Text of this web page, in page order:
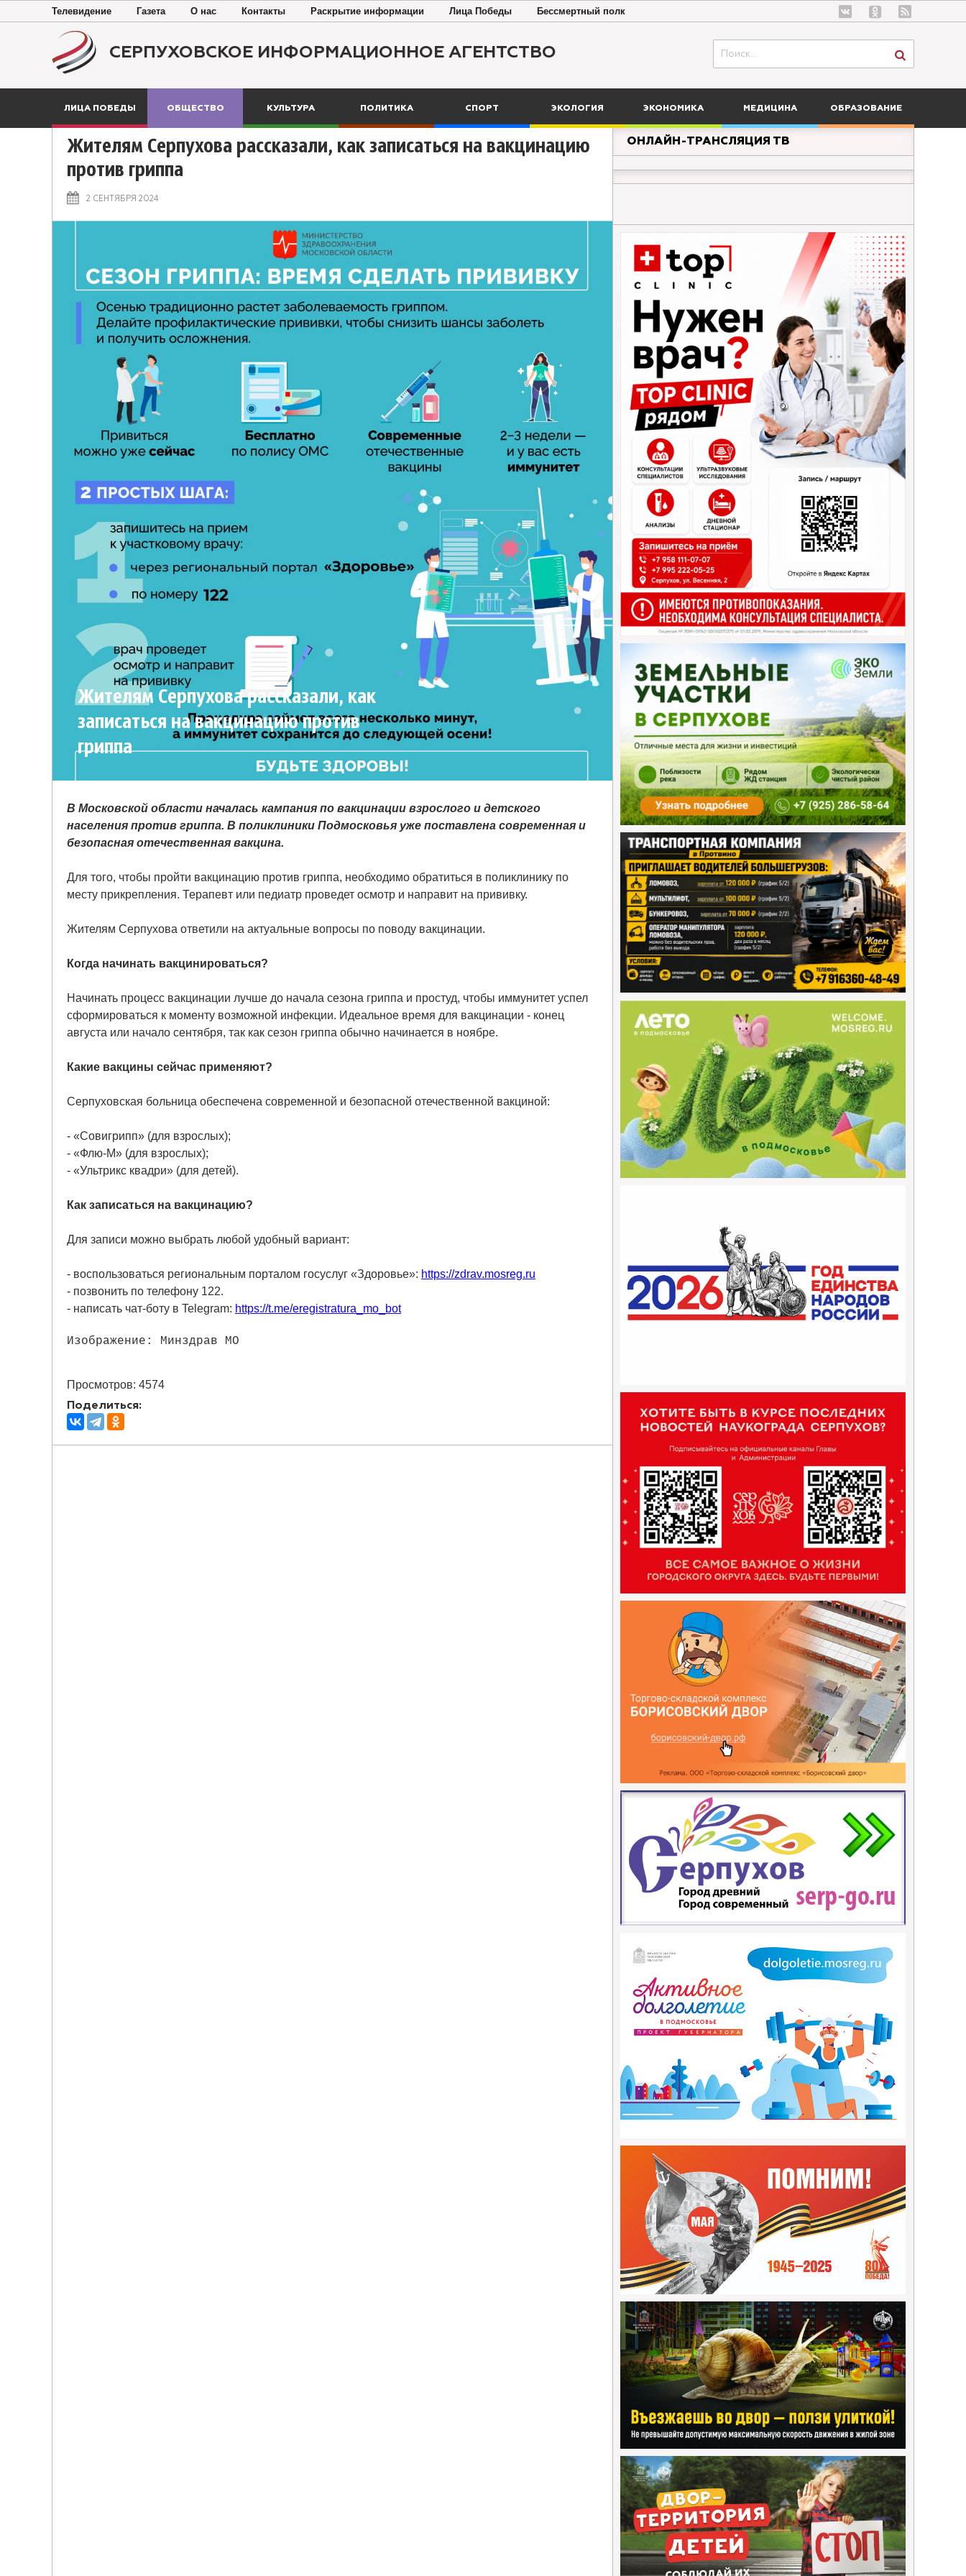
Телевидение Газета О нас Контакты Раскрытие информации Лица Победы Бессмертный полк
СЕРПУХОВСКОЕ ИНФОРМАЦИОННОЕ АГЕНТСТВО
ЛИЦА ПОБЕДЫ ОБЩЕСТВО КУЛЬТУРА ПОЛИТИКА СПОРТ ЭКОЛОГИЯ ЭКОНОМИКА МЕДИЦИНА ОБРАЗОВАНИЕ
Жителям Серпухова рассказали, как записаться на вакцинацию
против гриппа
2 СЕНТЯБРЯ 2024
Жителям Серпухова рассказали, как
записаться на вакцинацию против
гриппа
В Московской области началась кампания по вакцинации взрослого и детского
населения против гриппа. В поликлиники Подмосковья уже поставлена современная и
безопасная отечественная вакцина.
Для того, чтобы пройти вакцинацию против гриппа, необходимо обратиться в поликлинику по
месту прикрепления. Терапевт или педиатр проведет осмотр и направит на прививку.
Жителям Серпухова ответили на актуальные вопросы по поводу вакцинации.
Когда начинать вакцинироваться?
Начинать процесс вакцинации лучше до начала сезона гриппа и простуд, чтобы иммунитет успел
сформироваться к моменту возможной инфекции. Идеальное время для вакцинации - конец
августа или начало сентября, так как сезон гриппа обычно начинается в ноябре.
Какие вакцины сейчас применяют?
Серпуховская больница обеспечена современной и безопасной отечественной вакциной:
- «Совигрипп» (для взрослых);
- «Флю-М» (для взрослых);
- «Ультрикс квадри» (для детей).
Как записаться на вакцинацию?
Для записи можно выбрать любой удобный вариант:
- воспользоваться региональным порталом госуслуг «Здоровье»: https://zdrav.mosreg.ru
- позвонить по телефону 122.
- написать чат-боту в Telegram: https://t.me/eregistratura_mo_bot
Изображение: Минздрав МО
Просмотров: 4574
Поделиться:
ОНЛАЙН-ТРАНСЛЯЦИЯ ТВ